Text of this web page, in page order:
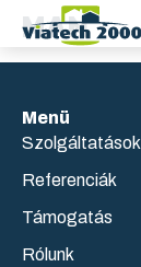
MAN
Menü
Szolgáltatások
Referenciák
Támogatás
Rólunk